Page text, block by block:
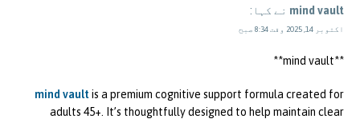
mind vault نے کہا:
اکتوبر 14, 2025 وقت 8:34 صبح
**mind vault**
mind vaultis a premium cognitive support formula created for
adults 45+. It’s thoughtfully designed to help maintain clear